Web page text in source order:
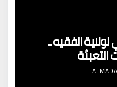
الفقيه ـ
التعبئة